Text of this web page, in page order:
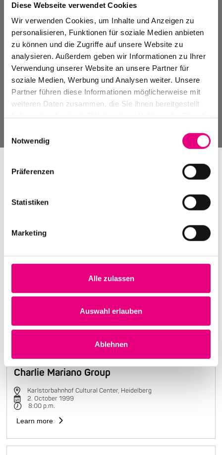
Diese Webseite verwendet Cookies
Wir verwenden Cookies, um Inhalte und Anzeigen zu
personalisieren, Funktionen für soziale Medien anbieten
zu können und die Zugriffe auf unsere Website zu
analysieren. Außerdem geben wir Informationen zu Ihrer
Verwendung unserer Website an unsere Partner für
soziale Medien, Werbung und Analysen weiter. Unsere
Partner führen diese Informationen möglicherweise mit
weiteren Daten zusammen, die Sie ihnen bereitgestellt
Notwendig
Präferenzen
Statistiken
Marketing
Alle zulassen
Auswahl erlauben
Ablehnen
Events Archive
Past events, festivals, and venues
Nightmares on Wax
Learn more
Charlie Mariano Group
Karlstorbahnhof Cultural Center, Heidelberg
2. October 1999
8:00 p.m.
Learn more